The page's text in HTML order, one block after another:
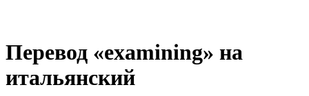
Перевод «examining» на
итальянский